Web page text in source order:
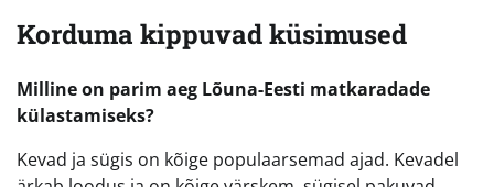
Korduma kippuvad küsimused
Milline on parim aeg Lõuna-Eesti matkaradade
külastamiseks?
Kevad ja sügis on kõige populaarsemad ajad. Kevadel